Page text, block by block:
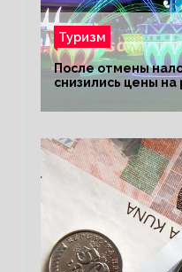
Туризм
После отмены
снизились цены на